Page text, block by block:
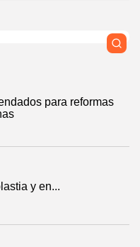
para reformas
y en...